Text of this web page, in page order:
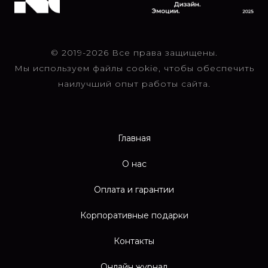
© 2019-2026 Все права защищены.
Мы используем файлы cookie, чтобы обеспечить
наилучший опыт работы сайта.
Главная
О нас
Оплата и гарантии
Корпоративные подарки
Контакты